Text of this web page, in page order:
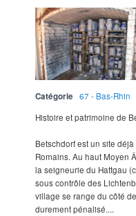
Catégorie
67 - Bas-Rhin
Histoire et patrimoine de
Betschdorf est un site
Romains. Au haut Moyen
la seigneurie du Hattgau
sous contrôle des
village se range du côté
durement pénalisé....